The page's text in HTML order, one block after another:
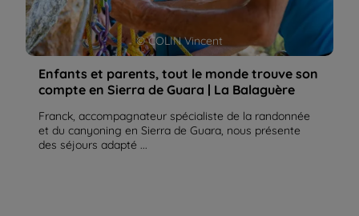
© COLIN Vincent
Enfants et parents, tout le monde trouve son
compte en Sierra de Guara | La Balaguère
Franck, accompagnateur spécialiste de la randonnée
et du canyoning en Sierra de Guara, nous présente
des séjours adapté ...